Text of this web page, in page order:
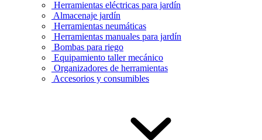
Herramientas eléctricas para jardín
Almacenaje jardín
Herramientas neumáticas
Herramientas manuales para jardín
Bombas para riego
Equipamiento taller mecánico
Organizadores de herramientas
Accesorios y consumibles